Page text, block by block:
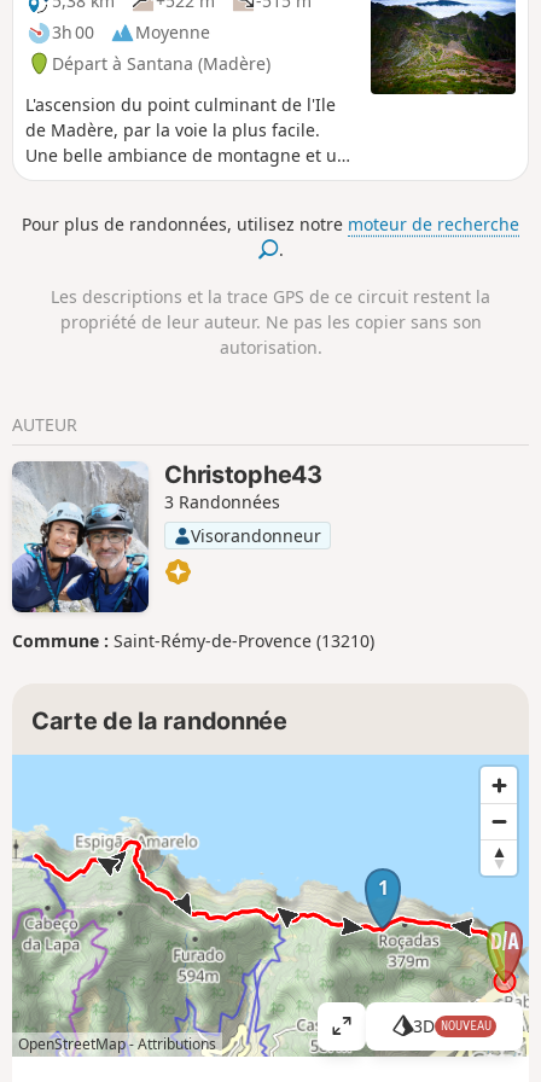
prudence avec les plus petits ou dissipés,
certains passages sont étroits et vertigineux.
Dénivelé inférieur à 100 mètres, ne pas tenir
compte des données de la fiche technique
3h 00
Moyenne
Départ à Santana (Madère)
L'ascension du point culminant de l'Ile
de Madère, par la voie la plus facile.
Une belle ambiance de montagne et un
superbe panorama à 360° au sommet.
Pour plus de randonnées, utilisez notre moteur de recherche
.
Les descriptions et la trace GPS de ce circuit restent la
propriété de leur auteur. Ne pas les copier sans son
autorisation.
AUTEUR
Christophe43
3 Randonnées
Visorandonneur
Commune : Saint-Rémy-de-Provence (13210)
Carte de la randonnée
1
OpenStreetMap -Attributions
A
ff
3D NOUVEAU